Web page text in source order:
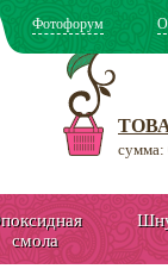
Фотофорум О
сумма:
смола